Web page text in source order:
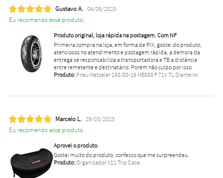
Gustavo A. 04/05/2023
Eu recomendo esse produto.
Produto original, loja rápida na postagem. Com NF
Primeira compra na loja, em forma de PIX, gostei do produto,
atenciosos no atendimento e postagem rápida, a demora da
entrega se responsabiliza a transportadora e TB a distância
entre remetente e destinatário. Porém não culpo por isso.
Produto:Pneu Metzeler 150/80-16 ME888 F 71V TL Dianteiro
Marcelo L. 29/03/2023
Eu recomendo esse produto.
Aprovei o produto.
Gostei muito do produto, confesso que me surpreendeu.
Produto:Organizador X11 Trip Case